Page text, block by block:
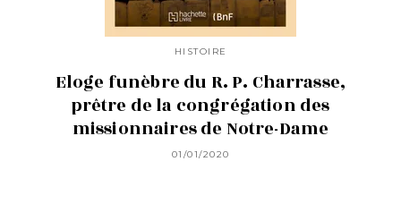
HISTOIRE
Eloge funèbre du R. P. Charrasse,
prêtre de la congrégation des
missionnaires de Notre-Dame
01/01/2020